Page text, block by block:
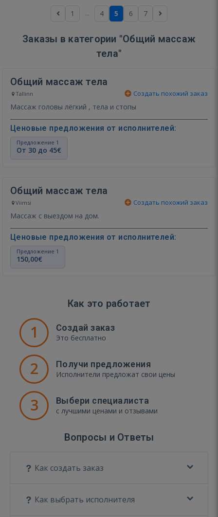
1 ... 4 5 6 7
Заказы в категории "Общий массаж
тела"
Общий массаж тела
Tallinn Создать похожий заказ
Массаж головы лёгкий , тела и стопы
Ценовые предложения от исполнителей:
Предложение 1
От 30 до 45€
Общий массаж тела
Viimsi Создать похожий заказ
Массаж с выездом на дом.
Ценовые предложения от исполнителей:
Предложение 1
150,00€
Как это работает
1 Создай заказ
Это бесплатно
2 Получи предложения
Исполнители предложат свои цены
3 Выбери специалиста
с лучшими ценами и отзывами
Вопросы и Ответы
Как создать заказ
Как выбрать исполнителя